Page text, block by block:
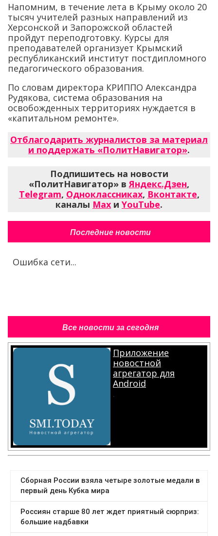
Напомним, в течение лета в Крыму около 20
тысяч учителей разных направлений из
Херсонской и Запорожской областей
пройдут переподготовку. Курсы для
преподавателей организует Крымский
республиканский институт постдипломного
педагогического образования.
По словам директора КРИППО Александра
Рудякова, система образования на
освобожденных территориях нуждается в
«капитальном ремонте».
Отблагодарить журналистов за материал
и поддержать «ПолитНавигатор».
Подпишитесь на новости
«ПолитНавигатор» в Яндекс.Дзен,
Telegram, Одноклассниках, Вконтакте,
каналы Max и YouTube.
Последние новости
Ошибка сети...
Все новости за сегодня
Приложение
новостной
агрегатор для
Android
.